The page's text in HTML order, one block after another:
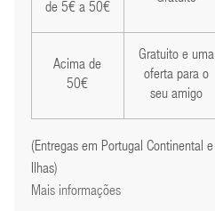
de 5€ a 50€
Acima de
50€
Gratuito e uma
oferta para o
seu amigo
(Entregas em Portugal Continental e
Ilhas)
Mais informações